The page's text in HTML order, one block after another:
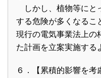
しかし、植物等にと
する危険が多くなるこ
現行の電気事業法上の
た計画を立案実施する
６．【累積的影響を